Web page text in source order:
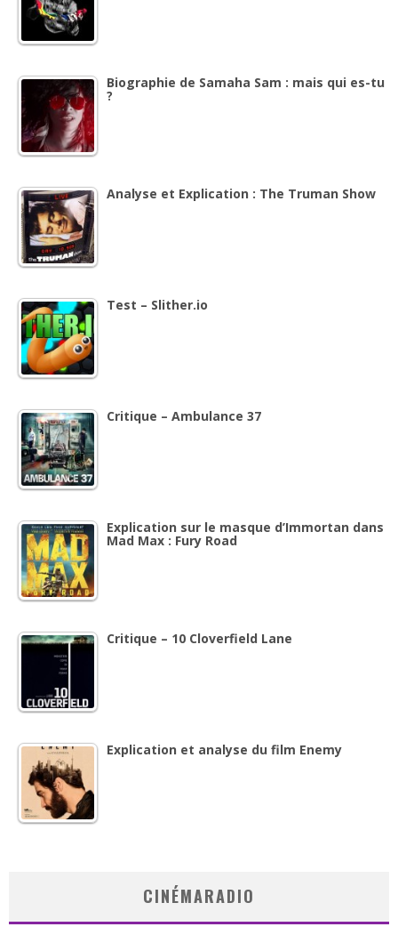
Biographie de Samaha Sam : mais qui es-tu
?
Analyse et Explication : The Truman Show
Test – Slither.io
Critique – Ambulance 37
Explication sur le masque d’Immortan dans
Mad Max : Fury Road
Critique – 10 Cloverfield Lane
Explication et analyse du film Enemy
CINÉMARADIO